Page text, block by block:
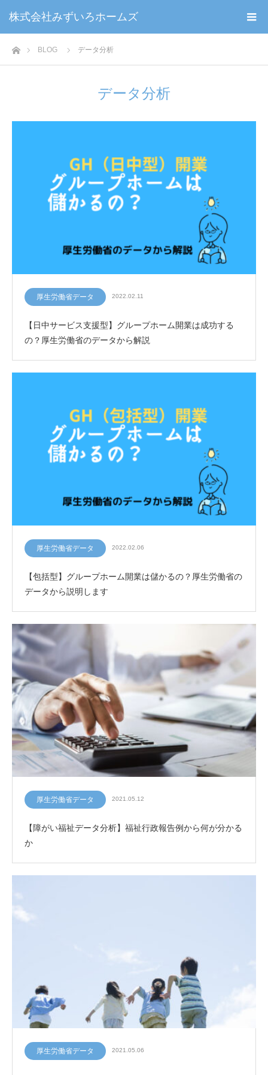
株式会社みずいろホームズ
ホームBLOG データ分析
データ分析
厚生労働省データ 2022.02.11
【日中サービス支援型】グループホーム開業は成功する
の？厚生労働省のデータから解説
厚生労働省データ 2022.02.06
【包括型】グループホーム開業は儲かるの？厚生労働省の
データから説明します
厚生労働省データ 2021.05.12
【障がい福祉データ分析】福祉行政報告例から何が分かる
か
厚生労働省データ 2021.05.06